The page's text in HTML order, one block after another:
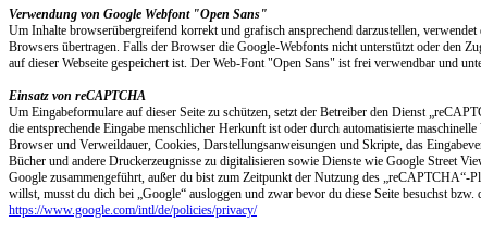
Verwendung von Google Webfont "Open Sans"
Um Inhalte browserübergreifend korrekt und grafisch ansprechend darzustellen,
Browsers übertragen. Falls der Browser die Google-Webfonts nicht unterstützt oder den
auf dieser Webseite gespeichert ist. Der Web-Font "Open Sans" ist frei verwendbar und
Einsatz von reCAPTCHA
Um Eingabeformulare auf dieser Seite zu schützen, setzt der Betreiber den Dienst
die entsprechende Eingabe menschlicher Herkunft ist oder durch automatisierte
Browser und Verweildauer, Cookies, Darstellungsanweisungen und Skripte, das
Bücher und andere Druckerzeugnisse zu digitalisieren sowie Dienste wie Google Street
Google zusammengeführt, außer du bist zum Zeitpunkt der Nutzung des „reCAPTCHA“-
willst, musst du dich bei „Google“ ausloggen und zwar bevor du diese Seite besuchst
https://www.google.com/intl/de/policies/privacy/